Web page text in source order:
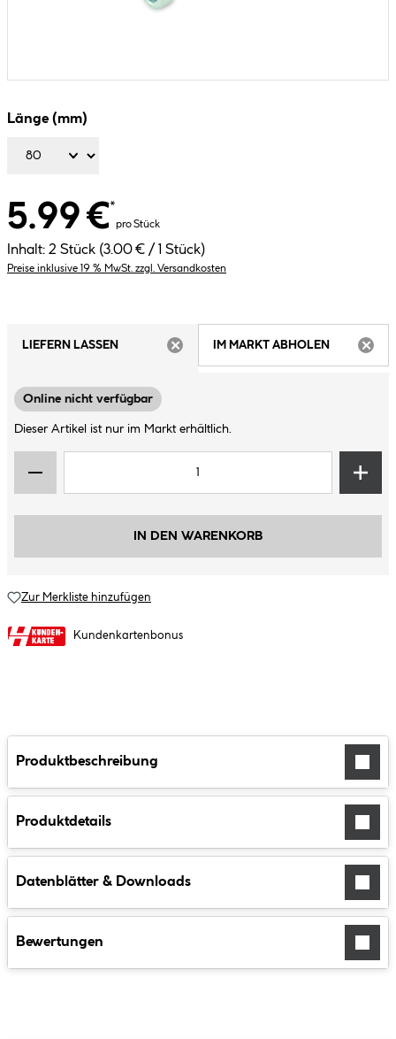
Länge (mm)
5.99 €*
pro Stück
Inhalt: 2 Stück (3.00 € / 1 Stück)
Preise inklusive 19 % MwSt. zzgl. Versandkosten
LIEFERN LASSEN
IM MARKT ABHOLEN
Online nicht verfügbar
Dieser Artikel ist nur im Markt erhältlich.
IN DEN WARENKORB
Zur Merkliste hinzufügen
Kundenkartenbonus
Produktbeschreibung
Produktdetails
Datenblätter & Downloads
Bewertungen